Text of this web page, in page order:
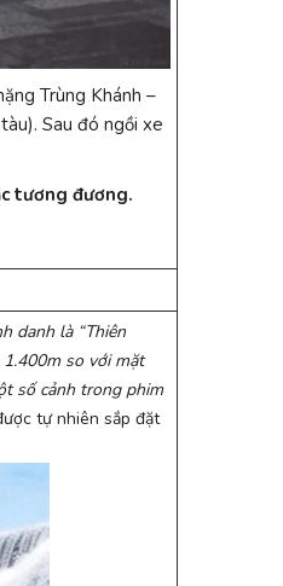
Trùng Khánh –
Sau đó ngồi xe
tương đương.
danh là “Thiên
so với mặt
số cảnh trong phim
tự nhiên sắp đặt